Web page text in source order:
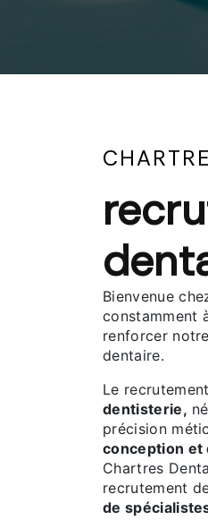
Bienvenue
constamment
renforcer
dentaire.
Le
dentisterie,
précision
conception et
Chartres
recrutement
de